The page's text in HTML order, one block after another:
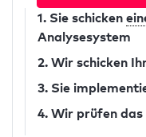
1. Sie schicken
Analysesystem
2. Wir schicken
3. Sie
4. Wir prüfen